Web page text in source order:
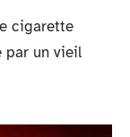
cigarette
par un vieil